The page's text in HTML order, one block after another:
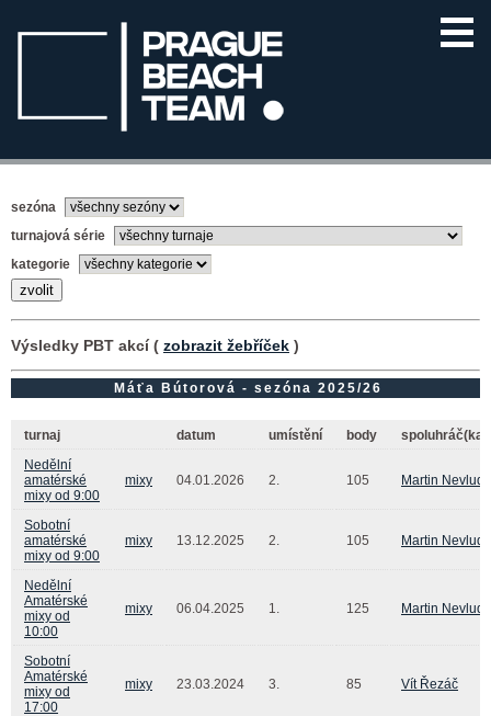
sezóna
turnajová série
kategorie
Výsledky PBT akcí ( zobrazit žebříček )
Máťa Bútorová - sezóna 2025/26
turnaj datum umístění body
spoluhráč(ka)
Nedělní
amatérské
mixy od 9:00
mixy 04.01.2026 2. 105 Martin Nevlud
Sobotní
amatérské
mixy od 9:00
mixy 13.12.2025 2. 105 Martin Nevlud
Nedělní
Amatérské
mixy od
10:00
mixy 06.04.2025 1. 125 Martin Nevlud
Sobotní
Amatérské
mixy od
17:00
mixy 23.03.2024 3. 85 Vít Řezáč